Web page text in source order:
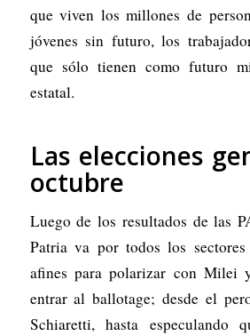
que viven los millones de
jóvenes sin futuro, los
que sólo tienen como futuro
estatal.
Las elecciones
octubre
Luego de los resultados de las
Patria va por todos los
afines para polarizar con Milei
entrar al ballotage; desde el
Schiaretti, hasta especulando